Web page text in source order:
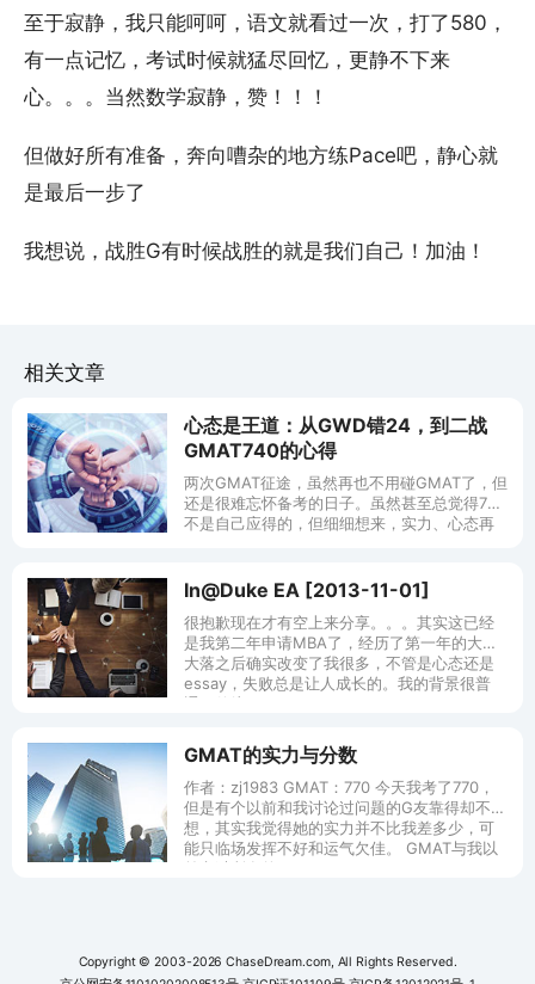
至于寂静，我只能呵呵，语文就看过一次，打了580，
有一点记忆，考试时候就猛尽回忆，更静不下来
心。。。当然数学寂静，赞！！！
但做好所有准备，奔向嘈杂的地方练Pace吧，静心就
是最后一步了
我想说，战胜G有时候战胜的就是我们自己！加油！
相关文章
心态是王道：从GWD错24，到二战
GMAT740的心得
两次GMAT征途，虽然再也不用碰GMAT了，但
还是很难忘怀备考的日子。虽然甚至总觉得740
不是自己应得的，但细细想来，实力、心态再
In@Duke EA [2013-11-01]
很抱歉现在才有空上来分享。。。其实这已经
是我第二年申请MBA了，经历了第一年的大起
大落之后确实改变了我很多，不管是心态还是
essay，失败总是让人成长的。我的背景很普
通，传统Big Four，GMAT
GMAT的实力与分数
作者：zj1983 GMAT：770 今天我考了770，
但是有个以前和我讨论过问题的G友靠得却不理
想，其实我觉得她的实力并不比我差多少，可
能只临场发挥不好和运气欠佳。 GMAT与我以
前考过所有的
Copyright © 2003-2026 ChaseDream.com, All Rights Reserved.